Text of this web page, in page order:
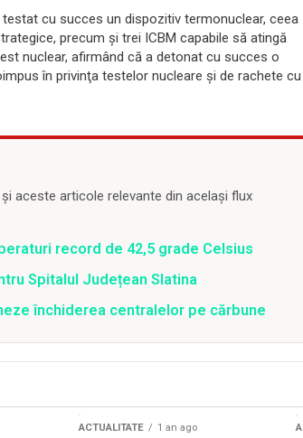
cu succes un dispozitiv termonuclear, ceea
precum şi trei ICBM capabile să atingă
nuclear, afirmând că a detonat cu succes o
în privinţa testelor nucleare şi de rachete cu
aceste articole relevante din același flux
record de 42,5 grade Celsius
Spitalul Județean Slatina
închiderea centralelor pe cărbune
ACTUALITATE 1 an ago